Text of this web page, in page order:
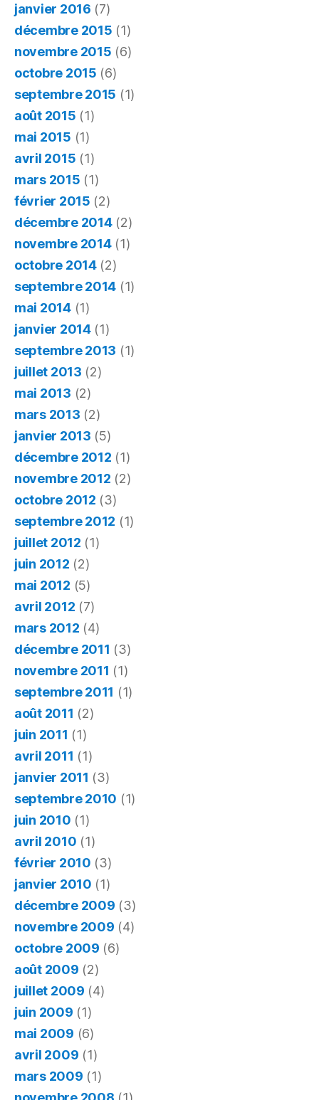
janvier 2016 (7)
décembre 2015 (1)
novembre 2015 (6)
octobre 2015 (6)
septembre 2015 (1)
août 2015 (1)
mai 2015 (1)
avril 2015 (1)
mars 2015 (1)
février 2015 (2)
décembre 2014(2)
novembre 2014(1)
octobre 2014(2)
septembre 2014 (1)
mai 2014(1)
janvier 2014(1)
septembre 2013 (1)
juillet 2013 (2)
mai 2013 (2)
mars 2013 (2)
janvier 2013 (5)
décembre 2012 (1)
novembre 2012 (2)
octobre 2012 (3)
septembre 2012 (1)
juillet 2012 (1)
juin 2012 (2)
mai 2012 (5)
avril 2012 (7)
mars 2012 (4)
décembre 2011 (3)
novembre 2011 (1)
septembre 2011 (1)
août 2011 (2)
juin 2011 (1)
avril 2011 (1)
janvier 2011 (3)
septembre 2010 (1)
juin 2010 (1)
avril 2010 (1)
février 2010 (3)
janvier 2010 (1)
décembre 2009 (3)
novembre 2009 (4)
octobre 2009 (6)
août 2009 (2)
juillet 2009 (4)
juin 2009 (1)
mai 2009 (6)
avril 2009 (1)
mars 2009 (1)